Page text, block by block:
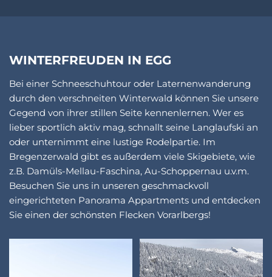
WINTERFREUDEN IN EGG
Bei einer Schneeschuhtour oder Laternenwanderung
durch den verschneiten Winterwald können Sie unsere
Gegend von ihrer stillen Seite kennenlernen. Wer es
lieber sportlich aktiv mag, schnallt seine Langlaufski an
oder unternimmt eine lustige Rodelpartie. Im
Bregenzerwald gibt es außerdem viele Skigebiete, wie
z.B. Damüls-Mellau-Faschina, Au-Schoppernau u.v.m.
Besuchen Sie uns in unseren geschmackvoll
eingerichteten Panorama Appartments und entdecken
Sie einen der schönsten Flecken Vorarlbergs!